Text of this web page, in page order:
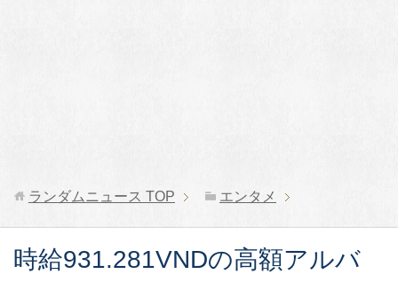
ランダムニュース TOP エンタメ
時給931.281VNDの高額アルバ